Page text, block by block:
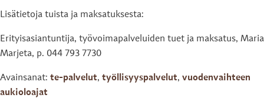
Lisätietoja tuista ja maksatuksesta:
Erityisasiantuntija, työvoimapalveluiden tuet ja maksatus, Maria
Marjeta, p. 044 793 7730
Avainsanat: te-palvelut, työllisyyspalvelut, vuodenvaihteen
aukioloajat